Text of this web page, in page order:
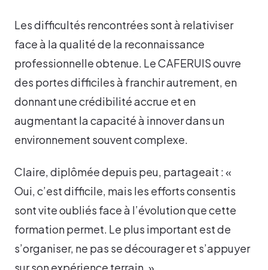
Les difficultés rencontrées sont à relativiser
face à la qualité de la reconnaissance
professionnelle obtenue. Le CAFERUIS ouvre
des portes difficiles à franchir autrement, en
donnant une crédibilité accrue et en
augmentant la capacité à innover dans un
environnement souvent complexe.
Claire, diplômée depuis peu, partageait : «
Oui, c’est difficile, mais les efforts consentis
sont vite oubliés face à l’évolution que cette
formation permet. Le plus important est de
s’organiser, ne pas se décourager et s’appuyer
sur son expérience terrain. »